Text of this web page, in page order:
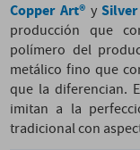
Copper Art®y
producción que
polímero del
metálico fino que
que la diferencian.
imitan a la
tradicional con